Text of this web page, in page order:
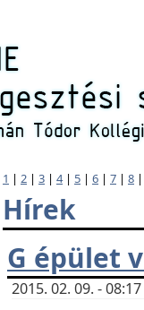
1 | 2 | 3 | 4| 5 | 6 | 7 | 8
Hírek
G épület
2015. 02. 09. -